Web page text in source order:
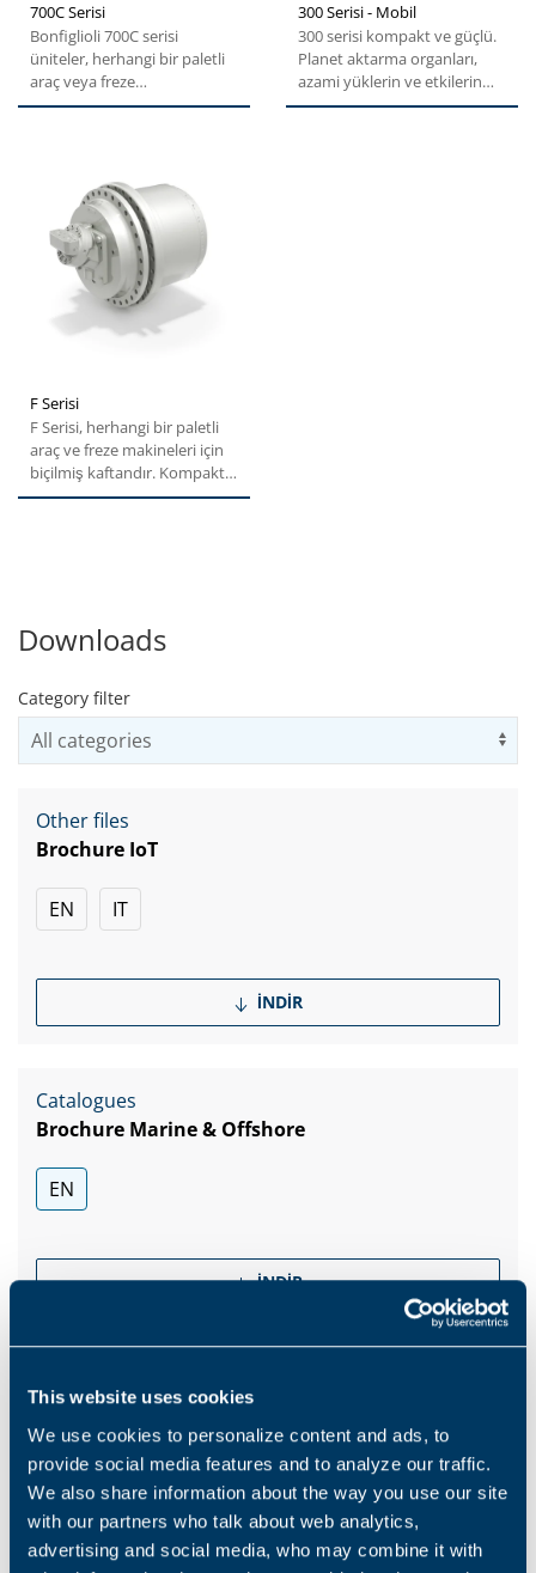
This website uses cookies
We use cookies to personalize content and ads, to
provide social media features and to analyze our traffic.
We also share information about the way you use our site
with our partners who talk about web analytics,
advertising and social media, who may combine it with
700C Serisi
Bonfiglioli 700C serisi
üniteler, herhangi bir paletli
araç veya freze
makinelerinde kullanılan
300 Serisi - Mobil
300 serisi kompakt ve güçlü.
Planet aktarma organları,
azami yüklerin ve etkilerin
istisnadan daha...
F Serisi
F Serisi, herhangi bir paletli
araç ve freze makineleri için
biçilmiş kaftandır. Kompakt,
dayanıklı...
Downloads
Category filter
Other files
Brochure IoT
EN IT
İNDIR
Catalogues
Brochure Marine & Offshore
EN
İNDIR
Products and solutions request
Middle name